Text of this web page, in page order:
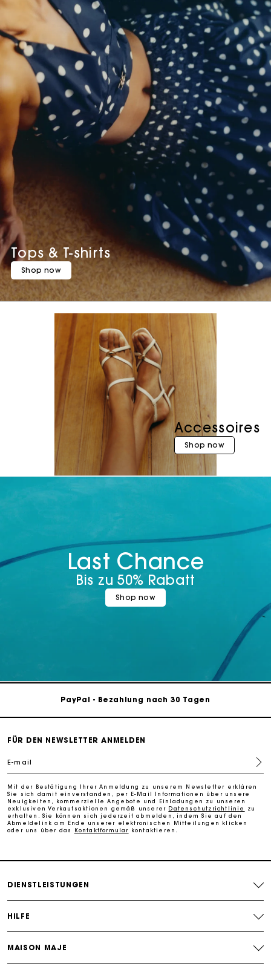
Tops & T-shirts
Shop now
Accessoires
Shop now
Last Chance
Bis zu 50% Rabatt
Shop now
Die Maje-Geschenkkarte: Die beste Möglichkeit, das
Kostenlose Lieferung innerhalb von 2-3 Tagen
PayPal - Bezahlung nach 30 Tagen
Die Maje-Geschenkkarte: Die beste Möglichkeit, das
perfekte Geschenk zu machen
Kostenlose Lieferung innerhalb von 2-3 Tagen
PayPal - Bezahlung nach 30 Tagen
FÜR DEN NEWSLETTER ANMELDEN
E-mail
Mit der Bestätigung Ihrer Anmeldung zu unserem Newsletter erklären
Sie sich damit einverstanden, per E-Mail Informationen über unsere
Neuigkeiten, kommerzielle Angebote und Einladungen zu unseren
exklusiven Verkaufsaktionen gemäß unserer Datenschutzrichtlinie
zu
erhalten. Sie können sich jederzeit abmelden, indem Sie auf den
Abmeldelink am Ende unserer elektronischen Mitteilungen klicken
oder uns über das
Kontaktformular kontaktieren.
DIENSTLEISTUNGEN
HILFE
MAISON MAJE